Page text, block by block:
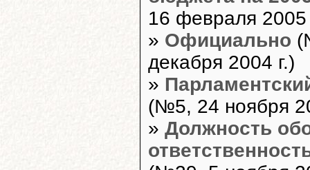
16 февраля 2005
» Официально
декабря 2004 г.)
»
(№5, 24 ноября
» Должность